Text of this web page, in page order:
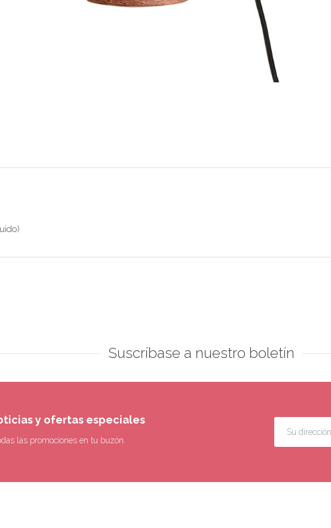
Suscríbase a nuestro boletín
y ofertas especiales
las promociones en tu buzón.